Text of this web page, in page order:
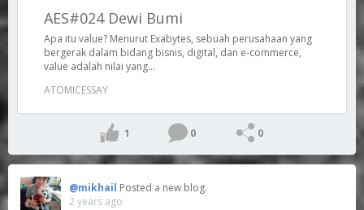
AES#024 Dewi Bumi
Apa itu value? Menurut Exabytes, sebuah perusahaan yang
bergerak dalam bidang bisnis, digital, dan e-commerce,
value adalah nilai yang...
ATOMICESSAY
1 0 0
@mikhail Posted a new blog.
2 years ago